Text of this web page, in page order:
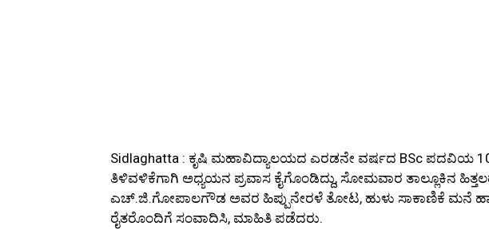
Sidlaghatta : ಕೃಷಿ ಮಹಾವಿದ್ಯಾಲಯದ ಎರಡನೇ ವರ್ಷದ BSc ಪದವಿಯ
ತಿಳಿವಳಿಕೆಗಾಗಿ ಅಧ್ಯಯನ ಪ್ರವಾಸ ಕೈಗೊಂಡಿದ್ದು, ಸೋಮವಾರ ತಾಲ್ಲೂಕಿನ
ಎಚ್.ಜಿ.ಗೋಪಾಲಗೌಡ ಅವರ ಹಿಪ್ಪುನೇರಳೆ ತೋಟ, ಹುಳು ಸಾಕಾಣಿಕೆ ಮನೆ
ರೈತರೊಂದಿಗೆ ಸಂವಾದಿಸಿ, ಮಾಹಿತಿ ಪಡೆದರು.